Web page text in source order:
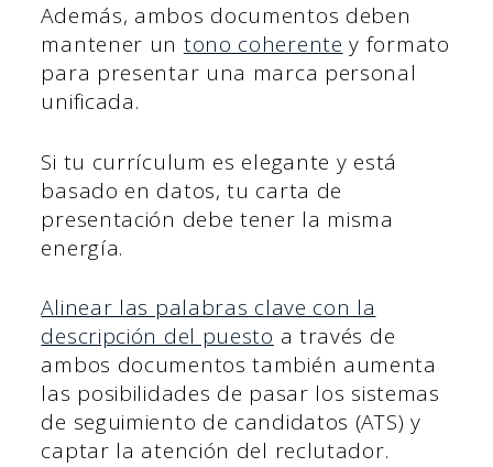
Además, ambos documentos deben
mantener un tono coherente y formato
para presentar una marca personal
unificada.
Si tu currículum es elegante y está
basado en datos, tu carta de
presentación debe tener la misma
energía.
Alinear las palabras clave con la
descripción del puesto a través de
ambos documentos también aumenta
las posibilidades de pasar los sistemas
de seguimiento de candidatos (ATS) y
captar la atención del reclutador.